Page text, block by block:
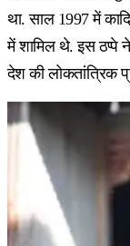
था. साल 1997 में
में शामिल थे. इस ठप्पे
देश की लोकतांत्रिक